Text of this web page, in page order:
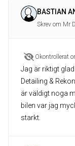
BASTIAN
Skrev om Mr
Okontrollerat
Jag är riktigt
Detailing &
är väldigt noga
bilen var jag
starkt.